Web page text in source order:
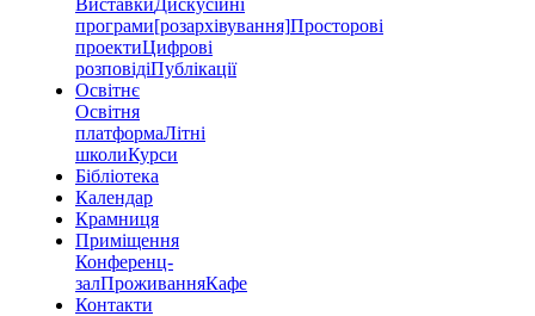
ВиставкиДискусійні
програми[розархівування]Просторові
проектиЦифрові
розповідіПублікації
Освітнє
Освітня
платформаЛітні
школиКурси
Бібліотека
Календар
Крамниця
Приміщення
Конференц-
залПроживанняКафе
Контакти